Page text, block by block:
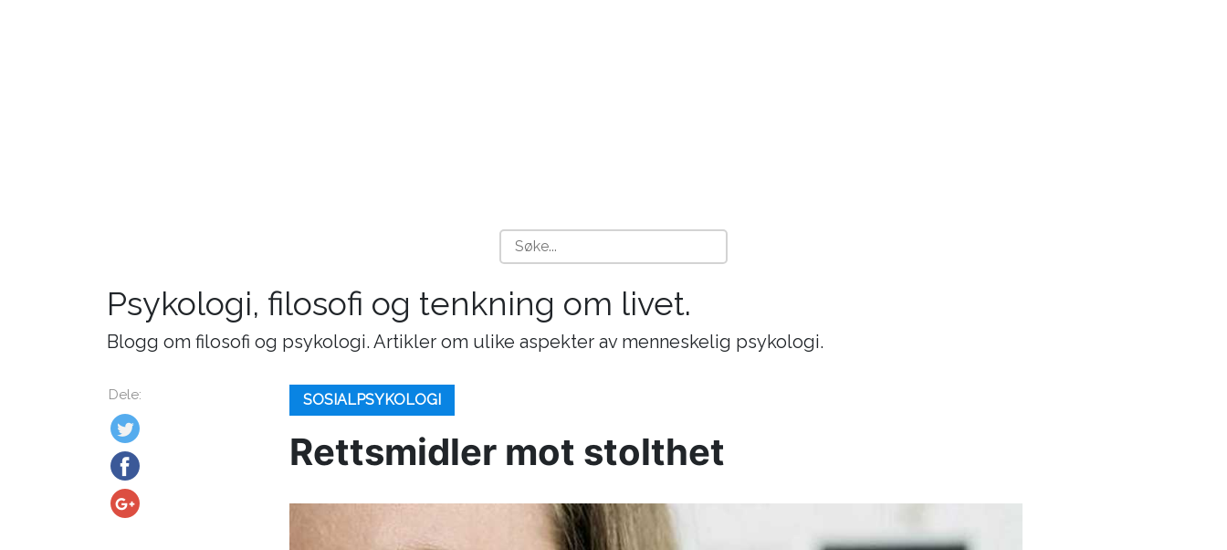
Psykologi, filosofi og tenkning om livet.
Blogg om filosofi og psykologi. Artikler om ulike aspekter av menneskelig psykologi.
Dele: SOSIALPSYKOLOGI
Rettsmidler mot stolthet